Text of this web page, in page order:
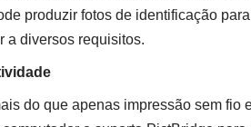
produzir fotos de identificação
a diversos requisitos.
do que apenas impressão sem